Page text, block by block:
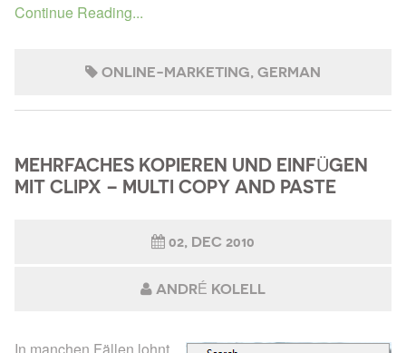
Continue Reading...
ONLINE-MARKETING GERMAN
MEHRFACHES KOPIEREN UND EINFÜGEN
MIT CLIPX – MULTI COPY AND PASTE
02, DEC 2010
ANDRÉ KOLELL
In manchen Fällen lohnt